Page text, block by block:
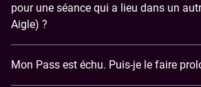
pour une séance qui a lieu dans un
Aigle) ?
Mon Pass est échu. Puis-je le faire